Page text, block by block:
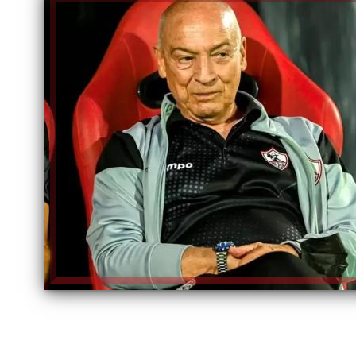
الكاتبة إلهام شرشر تهنئ الرئيس
السيسي بعيد ميلاده وتُشيد بجهوده
في بناء الدولة
رسالتى لآخر الزمان «محطة الضبعة
النووية»... من الحلم إلى التنفيذ